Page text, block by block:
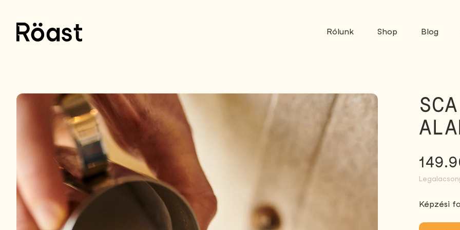
Rólunk
Shop Blog
Kihagyás, és
ugrás a
termékadatokra
ár
Képzési